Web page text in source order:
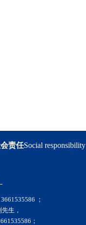
责任Social responsibility
；
先生，
；